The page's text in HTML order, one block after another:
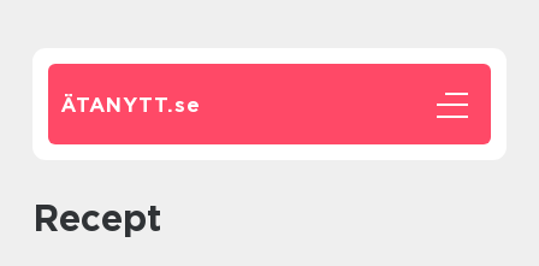
ÄTANYTT.se
Recept